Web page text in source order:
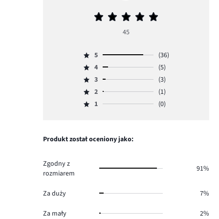
Średnia
5
45
Ocena
5,
ilość
głosów
5
(36)
Ocena
4,
ilość
głosów
4
(5)
Ocena
3,
ilość
3
(3)
Ocena
2,
1.
2
(1)
Ocena
głosów
1 (0)
Produkt został oceniony jako:
Zgodny z
rozmiarem
91%
Za duży 7%
Za mały 2%